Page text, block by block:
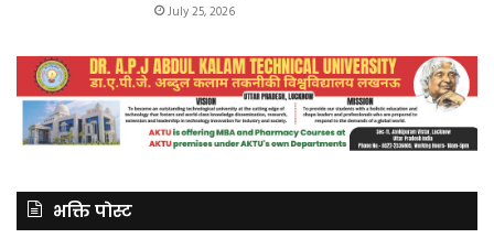
July 25, 2026
भक्ति पोस्ट